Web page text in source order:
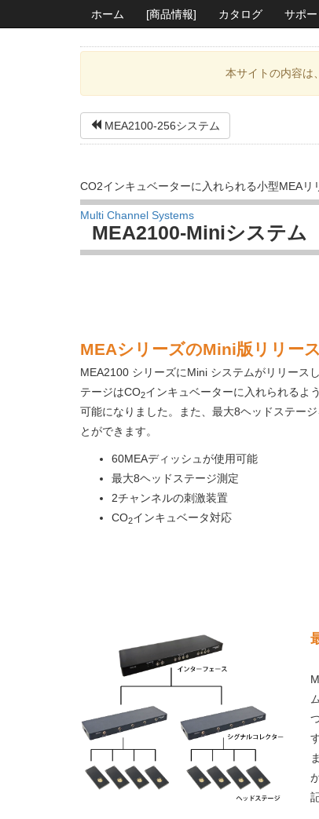
ホーム [商品情報] カタログ サポー
本サイトの内容は
MEA2100-256システム
CO2インキュベーターに入れられる小型MEAリ
Multi Channel Systems
MEA2100-Miniシステム
MEAシリーズのMini版リリース
MEA2100 シリーズにMini システムがリリース
テージはCO2インキュベーターに入れられるよ
可能になりました。また、最大8ヘッドステー
とができます。
60MEAディッシュが使用可能
最大8ヘッドステージ測定
2チャンネルの刺激装置
CO2インキュベータ対応